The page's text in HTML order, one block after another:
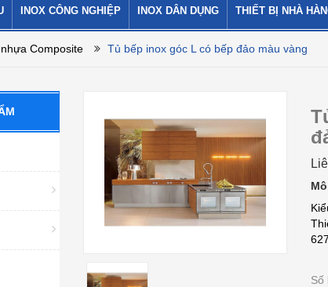
INOX CÔNG NGHIỆP INOX DÂN DỤNG THIẾT BỊ NHÀ
Composite Tủ bếp inox góc L có bếp đảo màu vàng
Số